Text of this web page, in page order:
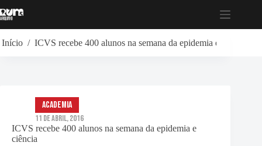
para
Início / ICVS recebe 400 alunos na semana da epidemia e ciência
ICVS recebe 400 alunos na semana da epidemia e
ciência
Academia
11 de Abril, 2016